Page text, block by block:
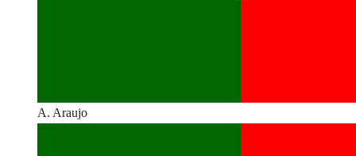
A. Araujo